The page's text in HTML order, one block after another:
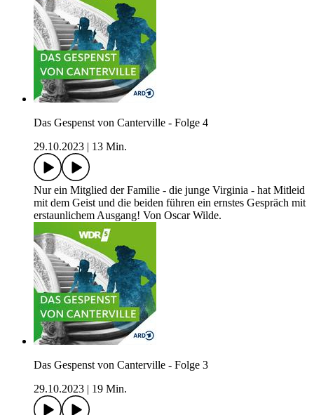
Das Gespenst von Canterville - Folge 4
29.10.2023
13 Min.
Nur ein Mitglied der Familie - die junge Virginia - hat Mitleid
mit dem Geist und die beiden führen ein ernstes Gespräch mit
erstaunlichem Ausgang! Von Oscar Wilde.
Das Gespenst von Canterville - Folge 3
29.10.2023
19 Min.